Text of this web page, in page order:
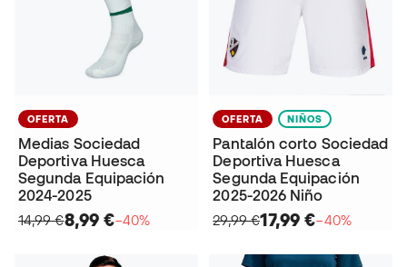
OFERTA
Medias Sociedad
Deportiva Huesca
Segunda Equipación
2024-2025
14,99 €8,99 €−40%
OFERTA NIÑOS
Pantalón corto Sociedad
Deportiva Huesca
Segunda Equipación
2025-2026 Niño
29,99 €17,99 €−40%